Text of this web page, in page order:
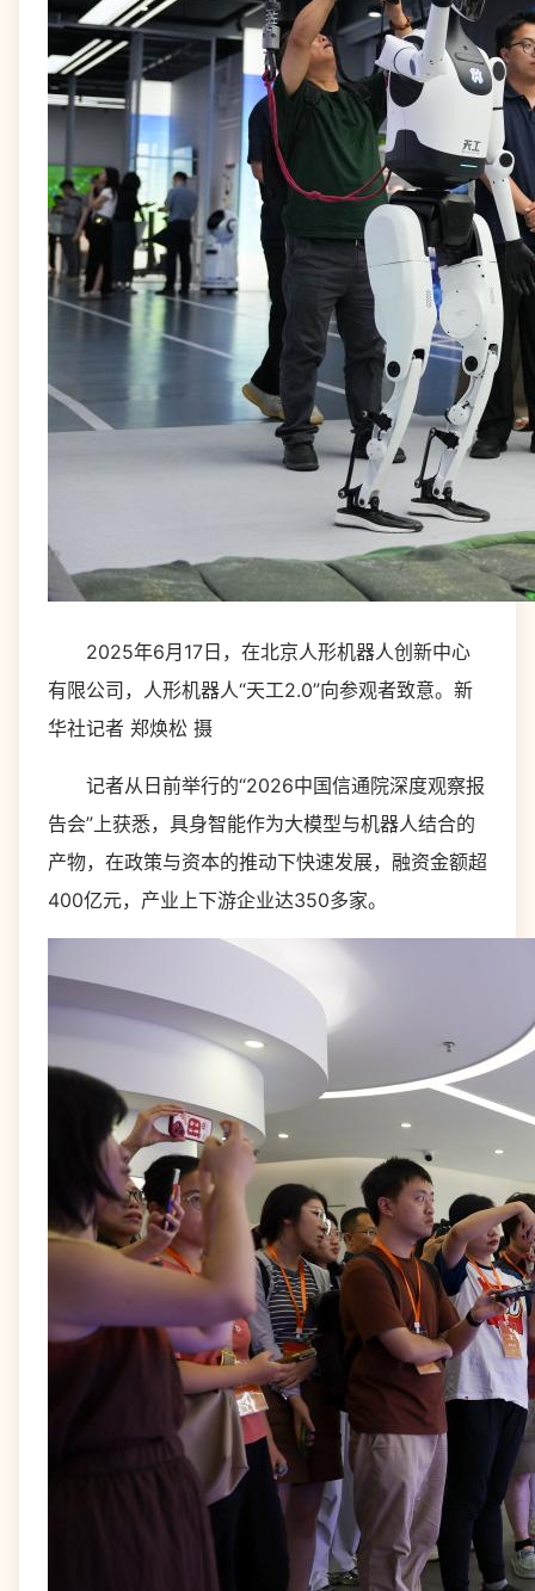
2025年6月17日，在北京人形机器人创新中心
有限公司，人形机器人“天工2.0”向参观者致意。新
华社记者 郑焕松 摄
记者从日前举行的“2026中国信通院深度观察报
告会”上获悉，具身智能作为大模型与机器人结合的
产物，在政策与资本的推动下快速发展，融资金额超
400亿元，产业上下游企业达350多家。